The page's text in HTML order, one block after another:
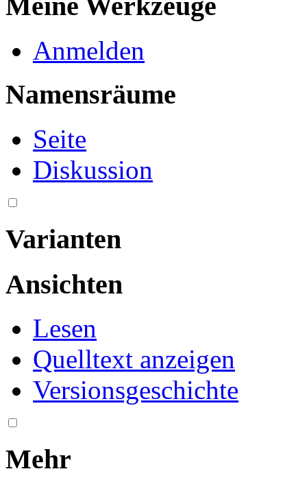
Anmelden
Namensräume
Seite
Diskussion
Varianten
Ansichten
Lesen
Quelltext anzeigen
Versionsgeschichte
Mehr